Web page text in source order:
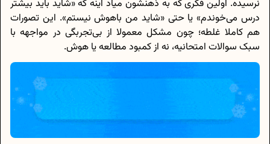
نرسیده. اولین فکری که به ذهنشون میاد اینه که «شاید باید بیشتر
درس می‌خوندم» یا حتی «شاید من باهوش نیستم». این تصورات
هم کاملا غلطه؛ چون مشکل معمولا از بی‌تجربگی در مواجهه با
سبک سوالات امتحانیه، نه از کمبود مطالعه یا هوش.